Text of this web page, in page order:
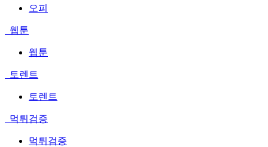
오피
웹툰
웹툰
토렌트
토렌트
먹튀검증
먹튀검증